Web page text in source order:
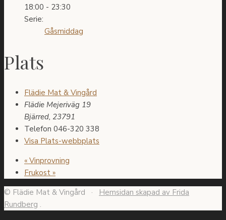
18:00 - 23:30
Serie:
Gåsmiddag
Plats
Flädie Mat & Vingård
Flädie Mejeriväg 19
Bjärred, 23791
Telefon 046-320 338
Visa Plats-webbplats
« Vinprovning
Frukost »
© Flädie Mat & Vingård · Hemsidan skapad av Frida
Rundberg .